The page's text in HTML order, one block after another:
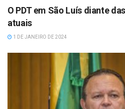
O PDT em São Luís diante
atuais
1 DE JANEIRO DE 2024